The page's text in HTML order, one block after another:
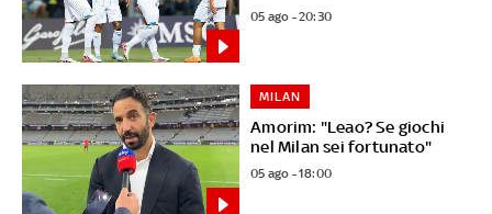
05 ago - 20:30
Amorim: "Leao? Se giochi
nel Milan sei fortunato"
MILAN
05 ago - 18:00